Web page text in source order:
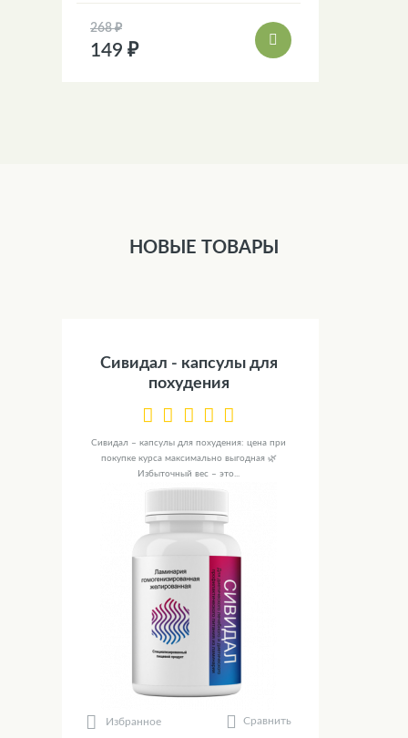
268 ₽
149 ₽
НОВЫЕ ТОВАРЫ
Сивидал - капсулы для
похудения
Сивидал – капсулы для похудения: цена при
покупке курса максимально выгодная 🌿
Избыточный вес – это...
Избранное Сравнить